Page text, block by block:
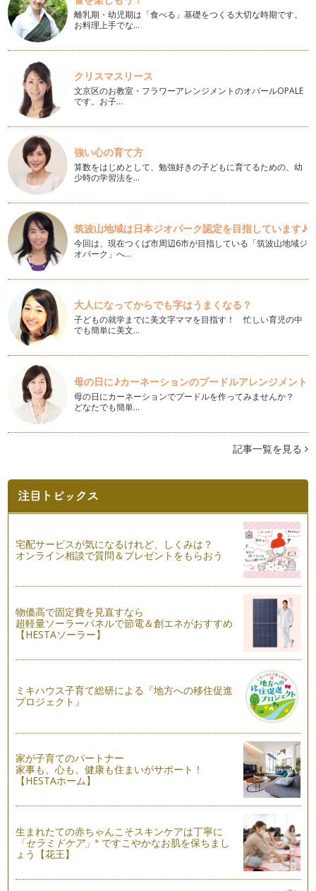
ブラシですが、お口の中に合…
歯ぎしり、食いしばり、噛み締めは歯を酷使します
朝、起きた時に歯や顎の違和感を感じたことはありません
か？ もしかしたら、歯ぎしり（ブラキシ…
５歳児のレベルアップ歯磨き
４歳児は汚れを取る磨き方を練習しました。 「ひとり磨き」
の習慣が根付き、歯垢を除去…
４歳児の汚れをとる歯磨き
３歳児では、食べたら磨くの習慣付けのための歯磨きを練習し
ました。 http://w…
３歳児のはじめての一人磨き
３歳児（年少児）になったら、「一人磨き」を練習してみまし
ょう。 ３歳児での練習は、…
キシリトールで虫歯予防をしよう
CMでも耳にするキシリトール。実際どんな効果があるかご存
知でしょうか。 キシリトー…
妊娠中のプレママが今からできること
お母さんのお口の中の状態は出生前後の赤ちゃんへ影響しま
す。妊娠が分かったら、まずは妊婦歯科…
むし歯と時間の関係
歯の表面は身体の組織の中で最も硬いエナメル質という組織
で覆われており、長時間「酸」にさら…
フッ素（家庭編）
前回は、歯科医院での専門的な処置としてのフッ素のお話をし
フッ素は私たちの身近な自然にある元素のひとつで、お茶、硬
水、魚介類など多くの食品に含まれて…
歯垢は歯の表面に蓄積付着したものです。この歯垢は歯と同じ
ような白色で、量がそれほどでないと…
乳歯から永久歯への生え変わり
乳歯のもととなる歯胚は妊娠７〜１０週目につくられます。そ
して、永久歯の中で最も早く生えてく…
初めての歯磨き
まずはお子さまを仰向けに寝かせ、頭を膝の上に乗せ、お口の
中を見てみましょう。いきなり歯磨き…
歯にいいおやつ、悪いおやつ
むし歯予防で大切なポイントは「食事」。お口の中の細菌を歯
食後の歯磨きは、歯の病気の原因となるプラークを取り除き、
お口の健康を守る大切な習慣です。お…
虫歯は感染症です。虫歯の感染予防には ①感染源の除去 ②感
染経路の遮断 …
離乳期・幼児期は「食べる」基礎をつくる大切な時期です。
お料理上手でな…
クリスマスリース
文京区のお教室・フラワーアレンジメントのオパールOPALE
です。お子…
強い心の育て方
算数をはじめとして、勉強好きの子どもに育てるための、幼
少時の学習法を…
筑波山地域は日本ジオパーク認定を目指しています♪
今回は、現在つくば市周辺6市が目指している「筑波山地域ジ
オパーク」へ…
大人になってからでも字はうまくなる？
子どもの就学までに美文字ママを目指す！ 忙しい育児の中
でも簡単に美文…
母の日に♪カーネーションのプードルアレンジメント
母の日にカーネーションでプードルを作ってみませんか？
どなたでも簡単…
記事一覧を見る
宅配サービスが気になるけれど、しくみは？
オンライン相談で質問＆プレゼントをもらおう
物価高で固定費を見直すなら
超軽量ソーラーパネルで節電＆創エネがおすすめ
【HESTAソーラー】
ミキハウス子育て総研による『地方への移住促進
プロジェクト』
家が子育てのパートナー
家事も、心も、健康も住まいがサポート！
【HESTAホーム】
生まれたての赤ちゃんこそスキンケアは丁寧に
「セラミドケア」※ ですこやかなお肌を保ちまし
ょう【花王】